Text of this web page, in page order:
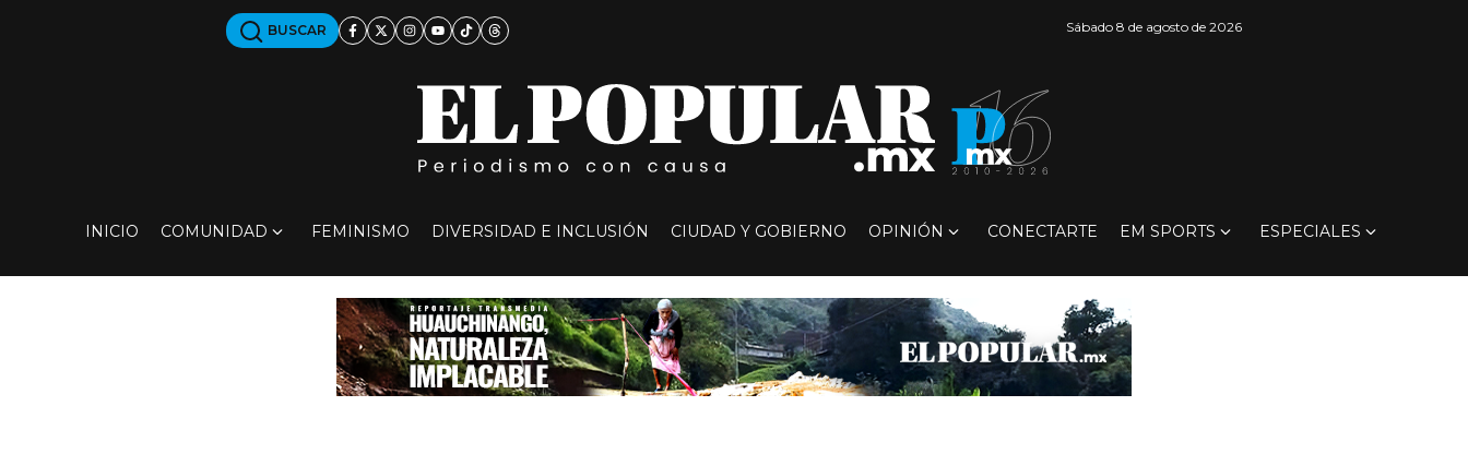
BUSCAR Sábado 8 de agosto de 2026
INICIO COMUNIDAD FEMINISMO DIVERSIDAD E INCLUSIÓN CIUDAD Y GOBIERNO OPINIÓN CONECTARTE EM SPORTS ESPECIALES